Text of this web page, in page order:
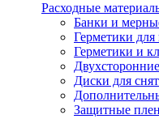
Расходные
Банки и
Герметики для
Герметики и
Диски для
Защитные